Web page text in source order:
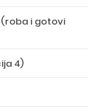
i gotovi
4)